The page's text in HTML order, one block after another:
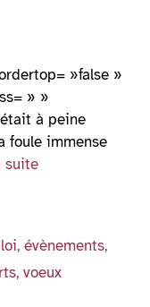
»false »
» »
à peine
foule immense
suite
,évènements,
, voeux